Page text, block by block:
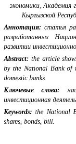
экономики, Академия
Кыргызской
Аннотация: статья
разработанных
развитии
Abstract:the article
by the National Bank of
domestic banks.
Ключевые слова:
инвестиционная
Keywords:the National
shares, bonds, bill.